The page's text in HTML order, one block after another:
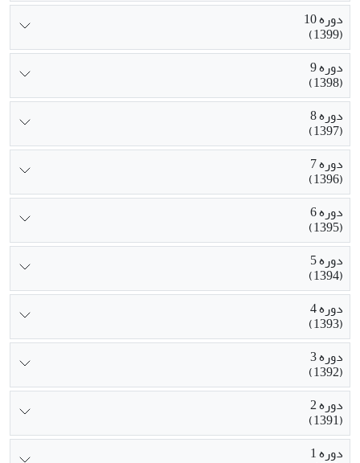
دوره 10
(1399)
دوره 9
(1398)
دوره 8
(1397)
دوره 7
(1396)
دوره 6
(1395)
دوره 5
(1394)
دوره 4
(1393)
دوره 3
(1392)
دوره 2
(1391)
دوره 1